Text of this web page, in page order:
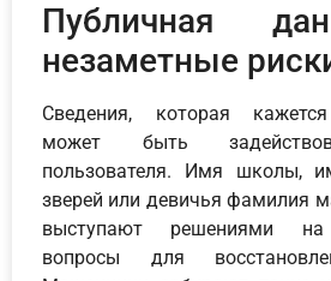
Публичная
незаметные
Сведения, которая
может быть
пользователя. Имя школы,
зверей или девичья фамилия
выступают решениями на
вопросы для